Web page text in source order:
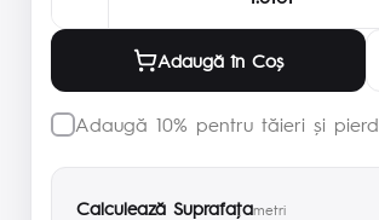
Adaugă în Coş
Adaugă 10% pentru tăieri și
Calculează Suprafaţametri